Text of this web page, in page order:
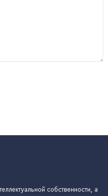
собственности, а